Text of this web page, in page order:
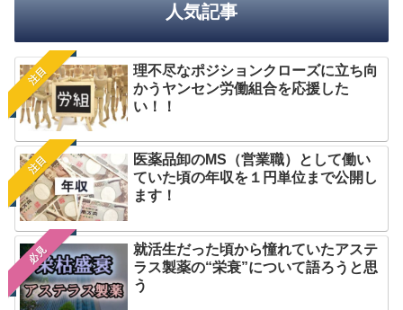
人気記事
注目
理不尽なポジションクローズに立ち向
かうヤンセン労働組合を応援した
い！！
注目
医薬品卸のMS（営業職）として働い
ていた頃の年収を１円単位まで公開し
ます！
必見
就活生だった頃から憧れていたアステ
ラス製薬の“栄衰”について語ろうと思
う